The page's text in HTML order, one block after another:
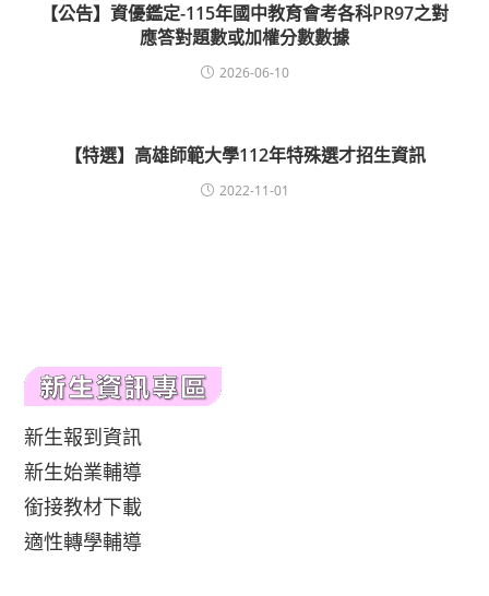
【公告】資優鑑定-115年國中教育會考各科PR97之對
應答對題數或加權分數數據
2026-06-10
【特選】高雄師範大學112年特殊選才招生資訊
2022-11-01
新生報到資訊
新生始業輔導
銜接教材下載
適性轉學輔導